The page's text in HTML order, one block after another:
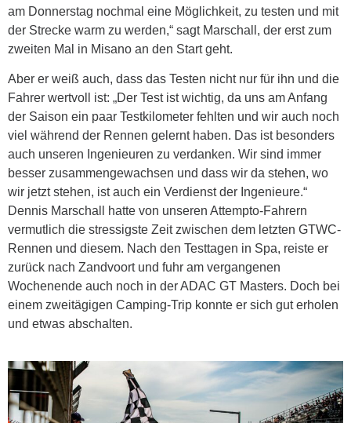
am Donnerstag nochmal eine Möglichkeit, zu testen und mit
der Strecke warm zu werden,“ sagt Marschall, der erst zum
zweiten Mal in Misano an den Start geht.
Aber er weiß auch, dass das Testen nicht nur für ihn und die
Fahrer wertvoll ist: „Der Test ist wichtig, da uns am Anfang
der Saison ein paar Testkilometer fehlten und wir auch noch
viel während der Rennen gelernt haben. Das ist besonders
auch unseren Ingenieuren zu verdanken. Wir sind immer
besser zusammengewachsen und dass wir da stehen, wo
wir jetzt stehen, ist auch ein Verdienst der Ingenieure.“
Dennis Marschall hatte von unseren Attempto-Fahrern
vermutlich die stressigste Zeit zwischen dem letzten GTWC-
Rennen und diesem. Nach den Testtagen in Spa, reiste er
zurück nach Zandvoort und fuhr am vergangenen
Wochenende auch noch in der ADAC GT Masters. Doch bei
einem zweitägigen Camping-Trip konnte er sich gut erholen
und etwas abschalten.